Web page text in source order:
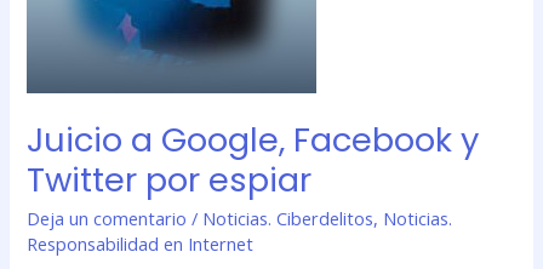
Juicio a Google, Facebook y
Twitter por espiar
Deja un comentario / Noticias. Ciberdelitos, Noticias.
Responsabilidad en Internet